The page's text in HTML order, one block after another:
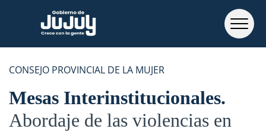
CONSEJO PROVINCIAL DE LA MUJER
Mesas Interinstitucionales
Abordaje de las violencias en